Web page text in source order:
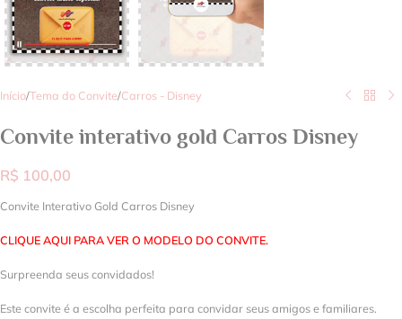
Início/Tema do Convite/Carros - Disney
Convite interativo gold Carros Disney
R$ 100,00
Convite Interativo Gold Carros Disney
CLIQUE AQUI PARA VER O MODELO DO CONVITE.
Surpreenda seus convidados!
Este convite é a escolha perfeita para convidar seus amigos e familiares.